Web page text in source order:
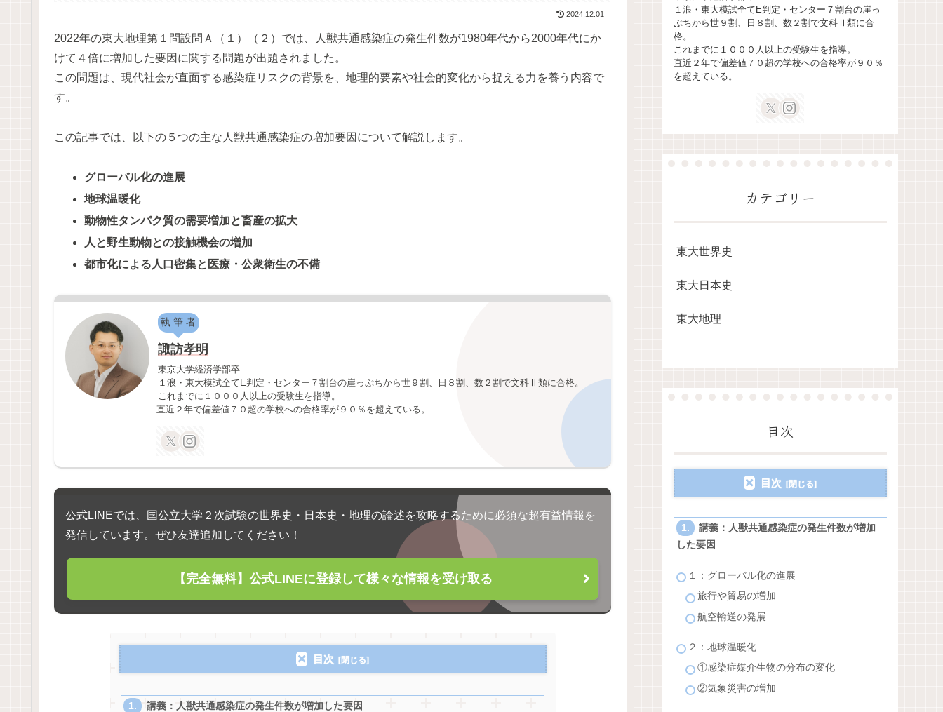
2024.12.01
2022年の東大地理第１問設問Ａ（１）（２）では、人獣共通感染症の発生件数が1980年代から2000年代にか
けて４倍に増加した要因に関する問題が出題されました。
この問題は、現代社会が直面する感染症リスクの背景を、地理的要素や社会的変化から捉える力を養う内容で
す。
この記事では、以下の５つの主な人獣共通感染症の増加要因について解説します。
グローバル化の進展
地球温暖化
動物性タンパク質の需要増加と畜産の拡大
人と野生動物との接触機会の増加
都市化による人口密集と医療・公衆衛生の不備
執 筆 者
諏訪孝明
東京大学経済学部卒
１浪・東大模試全てE判定・センター７割台の崖っぷちから世９割、日８割、数２割で文科Ⅱ類に合格。
これまでに１０００人以上の受験生を指導。
直近２年で偏差値７０超の学校への合格率が９０％を超えている。
公式LINEでは、国公立大学２次試験の世界史・日本史・地理の論述を攻略するために必須な超有益情報を
発信しています。ぜひ友達追加してください！
【完全無料】公式LINEに登録して様々な情報を受け取る
目次
講義：人獣共通感染症の発生件数が増加した要因
１浪・東大模試全てE判定・センター７割台の崖っ
ぷちから世９割、日８割、数２割で文科Ⅱ類に合
格。
これまでに１０００人以上の受験生を指導。
直近２年で偏差値７０超の学校への合格率が９０％
を超えている。
カテゴリー
東大世界史
東大日本史
東大地理
目次
目次
講義：人獣共通感染症の発生件数が増加
した要因
１：グローバル化の進展
旅行や貿易の増加
航空輸送の発展
２：地球温暖化
①感染症媒介生物の分布の変化
②気象災害の増加